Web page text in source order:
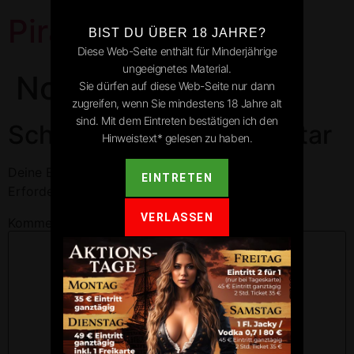
Pirates Park
Nordheim
Schreibe einen Kommentar
Deine E-Mail-Adresse wird nicht veröffentlicht.
BIST DU ÜBER 18 JAHRE?
Diese Web-Seite enthält für Minderjährige
ungeeignetes Material.
Sie dürfen auf diese Web-Seite nur dann
zugreifen, wenn Sie mindestens 18 Jahre alt
sind. Mit dem Eintreten bestätigen ich den
Hinweistext* gelesen zu haben.
EINTRETEN
VERLASSEN